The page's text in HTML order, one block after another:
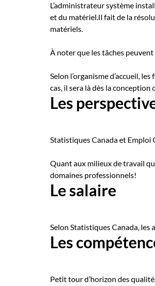
L’administrateur système
et du matériel.Il fait de la
matériels.
À noter que les tâches peuvent
Selon l’organisme d’accueil,
cas, il sera là dès la
Les
Statistiques Canada et Emploi
Quant aux milieux de travail
domaines professionnels!
Le salaire
Selon Statistiques Canada, les
Les
Petit tour d’horizon des